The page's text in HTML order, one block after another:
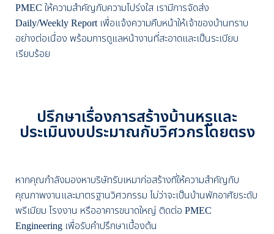
PMEC ให้ความสำคัญกับความโปร่งใส เรามีการจัดส่ง
Daily/Weekly Report เพื่อแจ้งความคืบหน้าให้เจ้าของบ้านทราบ
อย่างต่อเนื่อง พร้อมการดูแลหน้างานที่สะอาดและเป็นระเบียบ
เรียบร้อย
ปรึกษาเรื่องการสร้างบ้านหรูและ
ประเมินงบประมาณกับวิศวกรโดยตรง
หากคุณกำลังมองหาบริษัทรับเหมาก่อสร้างที่ให้ความสำคัญกับ
คุณภาพงานและมาตรฐานวิศวกรรม ไม่ว่าจะเป็นบ้านพักอาศัยระดับ
พรีเมียม โรงงาน หรืออาคารขนาดใหญ่ ติดต่อ PMEC
Engineering เพื่อรับคำปรึกษาเบื้องต้น